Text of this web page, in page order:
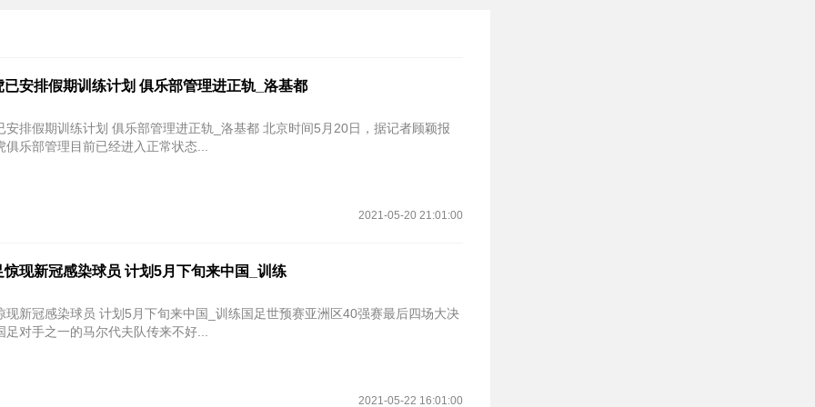
已安排假期训练计划 俱乐部管理进正轨_洛基都
安排假期训练计划 俱乐部管理进正轨_洛基都 北京时间5月20日，据记者顾颖报
俱乐部管理目前已经进入正常状态...
2021-05-20 21:01:00
惊现新冠感染球员 计划5月下旬来中国_训练
现新冠感染球员 计划5月下旬来中国_训练国足世预赛亚洲区40强赛最后四场大决
足对手之一的马尔代夫队传来不好...
2021-05-22 16:01:00